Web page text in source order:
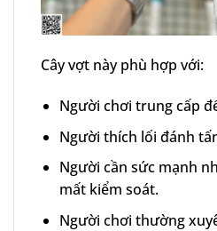
Cây vợt này phù hợp với:
Người chơi trung cấp
Người thích lối đánh
Người cần sức mạnh
mất kiểm soát.
Người chơi thường